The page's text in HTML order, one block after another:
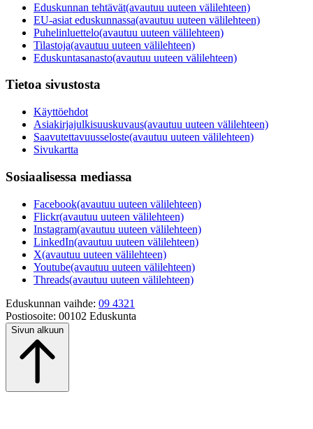
Eduskunnan tehtävät(avautuu uuteen välilehteen)
EU-asiat eduskunnassa(avautuu uuteen välilehteen)
Puhelinluettelo(avautuu uuteen välilehteen)
Tilastoja(avautuu uuteen välilehteen)
Eduskuntasanasto(avautuu uuteen välilehteen)
Tietoa sivustosta
Käyttöehdot
Asiakirjajulkisuuskuvaus(avautuu uuteen välilehteen)
Saavutettavuusseloste(avautuu uuteen välilehteen)
Sivukartta
Sosiaalisessa mediassa
Facebook(avautuu uuteen välilehteen)
Flickr(avautuu uuteen välilehteen)
Instagram(avautuu uuteen välilehteen)
LinkedIn(avautuu uuteen välilehteen)
X(avautuu uuteen välilehteen)
Youtube(avautuu uuteen välilehteen)
Threads(avautuu uuteen välilehteen)
Eduskunnan vaihde: 09 4321
Postiosoite: 00102 Eduskunta
Sivun alkuun